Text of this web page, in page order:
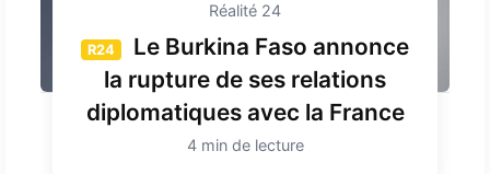
Réalité 24
R24
Le Burkina Faso annonce
la rupture de ses relations
diplomatiques avec la France
4 min de lecture